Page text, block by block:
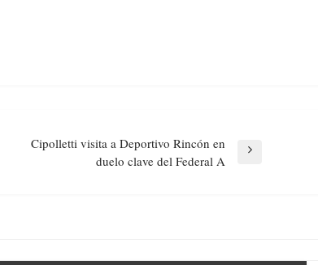
Cipolletti visita a Deportivo Rincón en
duelo clave del Federal A